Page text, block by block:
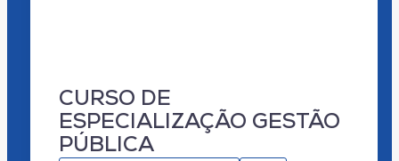
CURSO DE
ESPECIALIZAÇÃO GESTÃO
PÚBLICA